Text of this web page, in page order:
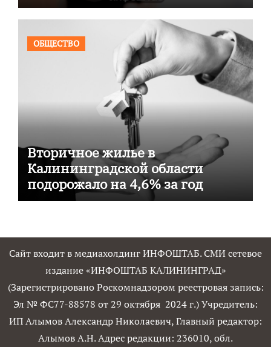
ОБЩЕСТВО
Вторичное жилье в
Калининградской области
подорожало на 4,6% за год
Сайт входит в медиахолдинг ИНФОШТАБ. СМИ сетевое
издание «ИНФОШТАБ КАЛИНИНГРАД»
(Зарегистрировано Роскомнадзором реестровая запись:
Эл № ФС77-88578 от 29 октября 2024 г.) Учредитель:
ИП Алымов Александр Николаевич, Главный редактор:
Алымов А.Н. Адрес редакции: 236010, обл.